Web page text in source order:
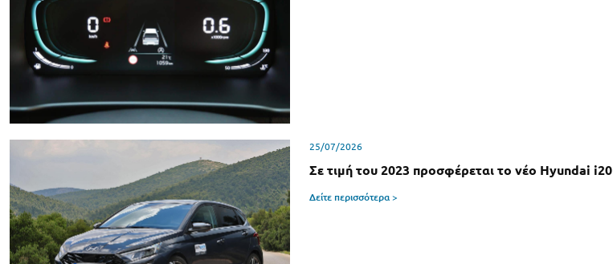
25/07/2026
Σε τιμή του 2023 προσφέρεται το νέο Hyundai i20
Δείτε περισσότερα >